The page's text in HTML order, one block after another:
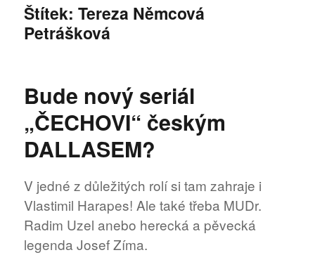
Štítek:Tereza Němcová
Petrášková
Bude nový seriál
„ČECHOVI“ českým
DALLASEM?
V jedné z důležitých rolí si tam zahraje i
Vlastimil Harapes! Ale také třeba MUDr.
Radim Uzel anebo herecká a pěvecká
legenda Josef Zíma.